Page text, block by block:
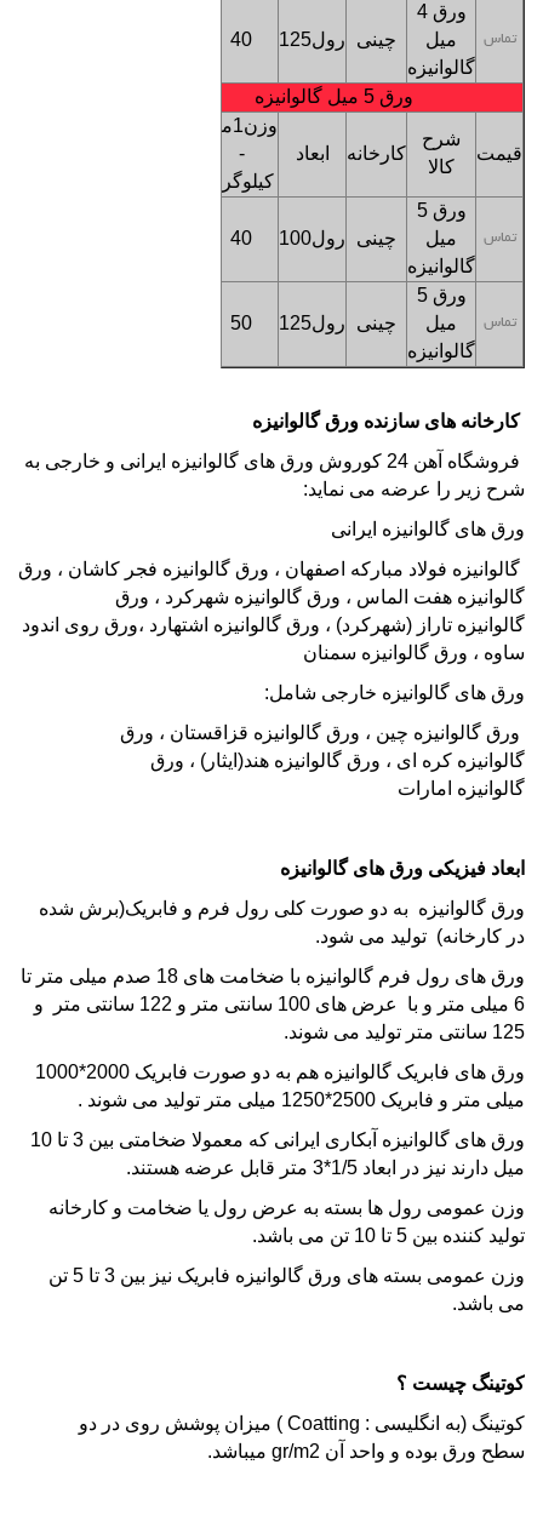
تماس
ورق 4
میل
گالوانیزه
چینی رول125 40
ورق 5 میل گالوانیزه
قیمت
شرح
کالا
کارخانه ابعاد
وزن1متر
-
کیلوگرم
تماس
ورق 5
میل
گالوانیزه
چینی رول100 40
تماس
ورق 5
میل
گالوانیزه
چینی رول125 50
کارخانه های سازنده ورق گالوانیزه
فروشگاه آهن 24
کوروش ورق های گالوانیزه ایرانی و خارجی به
شرح زیر را عرضه می نماید:
ورق های گالوانیزه ایرانی
گالوانیزه فولاد مبارکه اصفهان ، ورق گالوانیزه فجر کاشان ، ورق
گالوانیزه هفت الماس ، ورق گالوانیزه شهرکرد ، ورق
گالوانیزه تاراز (شهرکرد) ، ورق گالوانیزه اشتهارد ،ورق روی اندود
ساوه ، ورق گالوانیزه سمنان
ورق های گالوانیزه خارجی شامل:
ورق گالوانیزه چین ، ورق گالوانیزه قزاقستان ، ورق
گالوانیزه کره ای ، ورق گالوانیزه هند(ایثار) ، ورق
گالوانیزه امارات
ابعاد فیزیکی ورق های گالوانیزه
ورق گالوانیزه به دو صورت کلی رول فرم و فابریک(برش شده
در کارخانه) تولید می شود.
ورق های رول فرم گالوانیزه با ضخامت های 18 صدم میلی متر تا
6 میلی متر و با عرض های 100 سانتی متر و 122 سانتی متر و
125 سانتی متر تولید می شوند.
ورق های فابریک گالوانیزه هم به دو صورت فابریک 2000*1000
میلی متر و فابریک 2500*1250 میلی متر تولید می شوند .
ورق های گالوانیزه آبکاری ایرانی که معمولا ضخامتی بین 3 تا 10
میل دارند نیز در ابعاد 1/5*3 متر قابل عرضه هستند.
وزن عمومی رول ها بسته به عرض رول یا ضخامت و کارخانه
تولید کننده بین 5 تا 10 تن می باشد.
وزن عمومی بسته های ورق گالوانیزه
فابریک نیز بین 3 تا 5 تن
می باشد.
کوتینگ چیست ؟
کوتینگ (به انگلیسی : Coatting ) میزان پوشش روی در دو
سطح ورق بوده و واحد آن gr/m2 میباشد.